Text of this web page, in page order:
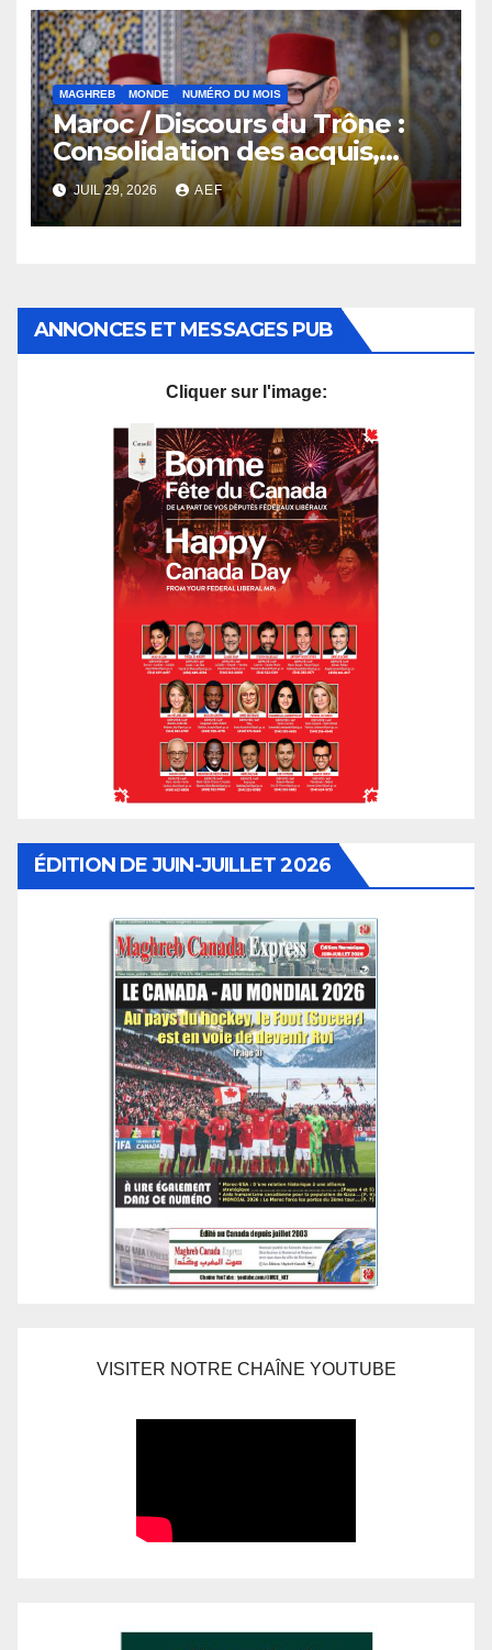
MAGHREB MONDE NUMÉRO DU MOIS
Maroc / Discours du Trône :
Consolidation des acquis,
résilience économique et
affirmation d’une
souveraineté stratégique
JUIL 29, 2026 AEF
ANNONCES ET MESSAGES PUB
Cliquer sur l'image:
ÉDITION DE JUIN-JUILLET 2026
VISITER NOTRE CHAÎNE YOUTUBE